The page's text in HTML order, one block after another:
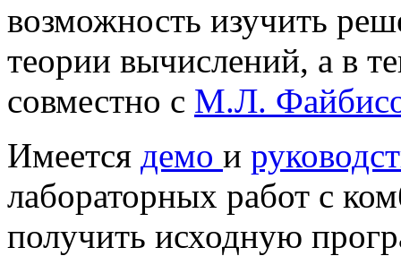
возможность изучить
теории вычислений, а в
совместно с М.Л.
Имеется демо и
лабораторных работ с
получить исходную